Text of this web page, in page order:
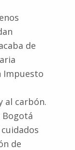
de
Impuesto
al carbón.
Bogotá
de